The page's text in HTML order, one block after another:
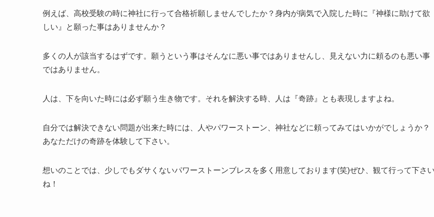
例えば、高校受験の時に神社に行って合格祈願しませんでしたか？身内が病気で入院した時に『神様に助けて欲
しい』と願った事はありませんか？
多くの人が該当するはずです。願うという事はそんなに悪い事ではありませんし、見えない力に頼るのも悪い事
ではありません。
人は、下を向いた時には必ず願う生き物です。それを解決する時、人は『奇跡』とも表現しますよね。
自分では解決できない問題が出来た時には、人やパワーストーン、神社などに頼ってみてはいかがでしょうか？
あなただけの奇跡を体験して下さい。
想いのことでは、少しでもダサくないパワーストーンブレスを多く用意しております(笑)ぜひ、観て行って下さ
ね！